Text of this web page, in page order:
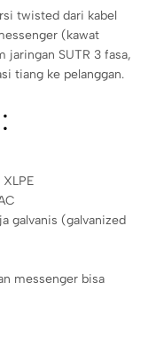
twisted dari kabel
(kawat
jaringan SUTR 3 fasa,
tiang ke pelanggan.
galvanis (galvanized
messenger bisa